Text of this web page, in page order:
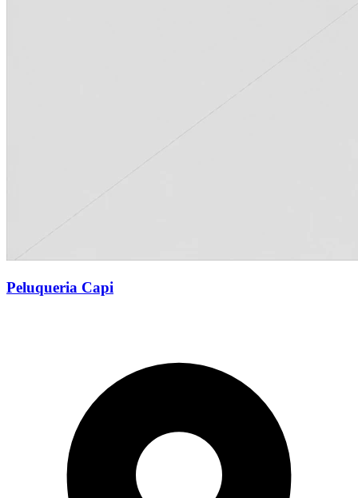
Peluqueria Capi